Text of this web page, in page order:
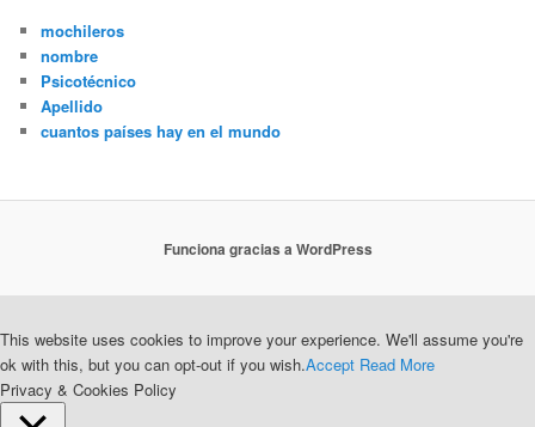
mochileros
nombre
Psicotécnico
Apellido
cuantos países hay en el mundo
Funciona gracias a WordPress
This website uses cookies to improve your experience. We'll assume you're
ok with this, but you can opt-out if you wish.Accept Read More
Privacy & Cookies Policy